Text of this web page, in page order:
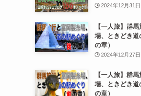
2024年12月31日
【一人旅】群
場、ときどき
の章）
2024年12月27日
【一人旅】群
場、ときどき
の章）